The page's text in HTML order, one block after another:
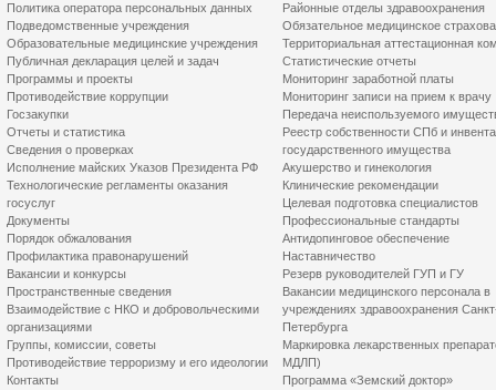
Политика оператора персональных данных
Подведомственные учреждения
Образовательные медицинские учреждения
Публичная декларация целей и задач
Программы и проекты
Противодействие коррупции
Госзакупки
Отчеты и статистика
Сведения о проверках
Исполнение майских Указов Президента РФ
Технологические регламенты оказания
госуслуг
Документы
Порядок обжалования
Профилактика правонарушений
Вакансии и конкурсы
Пространственные сведения
Взаимодействие с НКО и добровольческими
организациями
Группы, комиссии, советы
Противодействие терроризму и его идеологии
Контакты
Районные отделы здравоохранения
Обязательное медицинское
Территориальная аттестационная
Статистические отчеты
Мониторинг заработной платы
Мониторинг записи на прием к врачу
Передача неиспользуемого
Реестр собственности СПб и
государственного имущества
Акушерство и гинекология
Клинические рекомендации
Целевая подготовка специалистов
Профессиональные стандарты
Антидопинговое обеспечение
Наставничество
Резерв руководителей ГУП и ГУ
Вакансии медицинского персонала в
учреждениях здравоохранения
Петербурга
Маркировка лекарственных
МДЛП)
Программа «Земский доктор»